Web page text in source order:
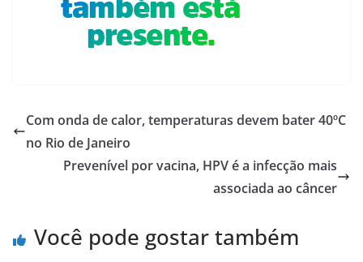
Com onda de calor, temperaturas devem bater 40ºC
no Rio de Janeiro
Prevenível por vacina, HPV é a infecção mais
associada ao câncer
Você pode gostar também